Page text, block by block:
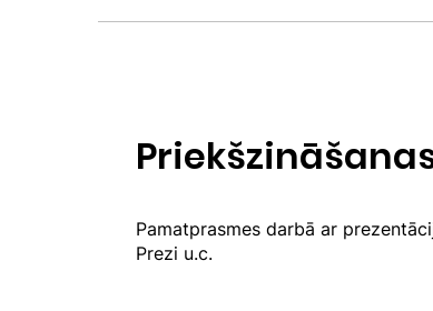
Pamatprasmes darbā ar
Prezi u.c.